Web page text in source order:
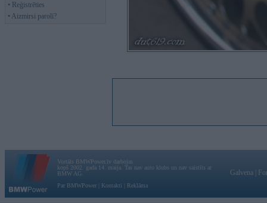
• Reģistrēties
• Aizmirsi paroli?
Vortāls BMWPower.lv darbojas
kopš 2002. gada 14. maija. Tas nav auto klubs un nav saistīts ar
BMW AG.
Par BMWPower
Kontakti Reklāma
Galvena